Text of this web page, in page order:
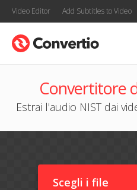
Video Editor Add Subtitles to Video
Convertitore
Estrai l'audio NIST dai
Scegli i file